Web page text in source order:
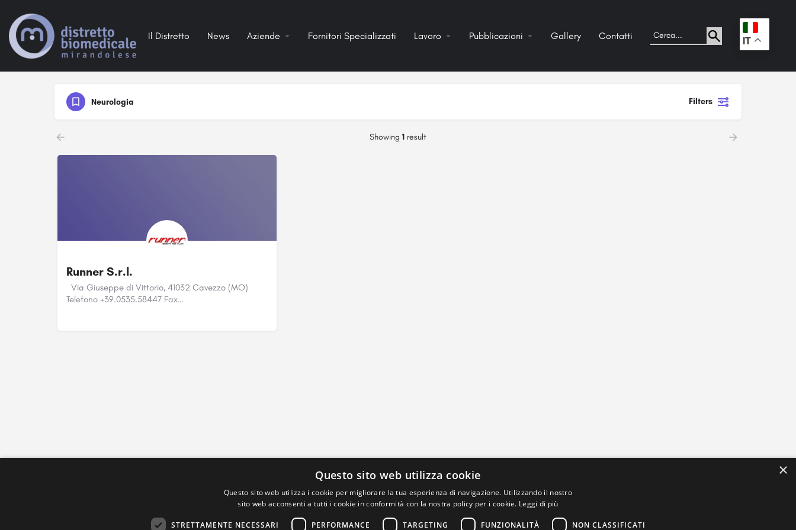
Il Distretto News Aziende Fornitori Specializzati Lavoro Pubblicazioni Gallery Contatti . IT
Neurologia Filters
Showing 1 result
Runner S.r.l.
Via Giuseppe di Vittorio, 41032 Cavezzo (MO)
Telefono +39.0535.58447 Fax…
×
Questo sito web utilizza cookie
Questo sito web utilizza i cookie per migliorare la tua esperienza di navigazione. Utilizzando il nostro
sito web acconsenti a tutti i cookie in conformità con la nostra policy per i cookie. Leggi di più
STRETTAMENTE NECESSARI PERFORMANCE TARGETING FUNZIONALITÀ NON CLASSIFICATI